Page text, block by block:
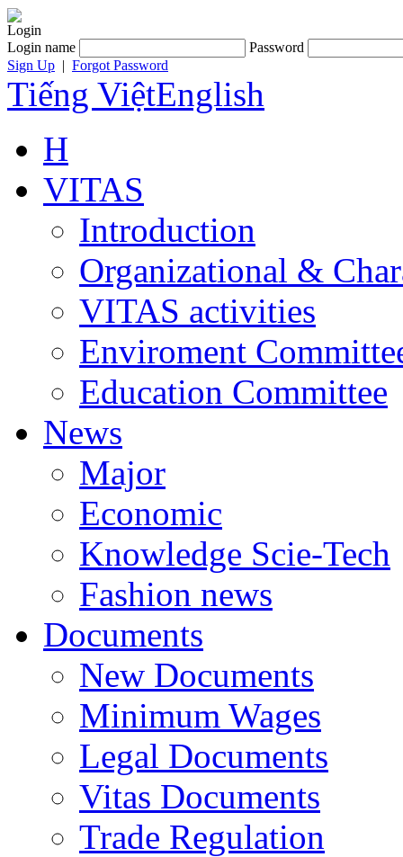
Login
Login name
Password
Sign Up | Forgot Password
Tiếng ViệtEnglish
H
VITAS
Introduction
Organizational &
VITAS activities
Enviroment
Education Committee
News
Major
Economic
Knowledge Scie-Tech
Fashion news
Documents
New Documents
Minimum Wages
Legal Documents
Vitas Documents
Trade Regulation